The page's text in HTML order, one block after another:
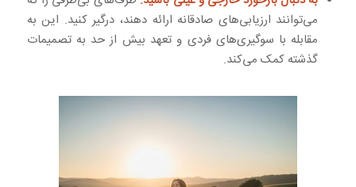
می‌توانند ارزیابی‌های صادقانه ارائه دهند، درگیر کنید. این به
مقابله با سوگیری‌های فردی و تعهد بیش از حد به تصمیمات
گذشته کمک می‌کند.